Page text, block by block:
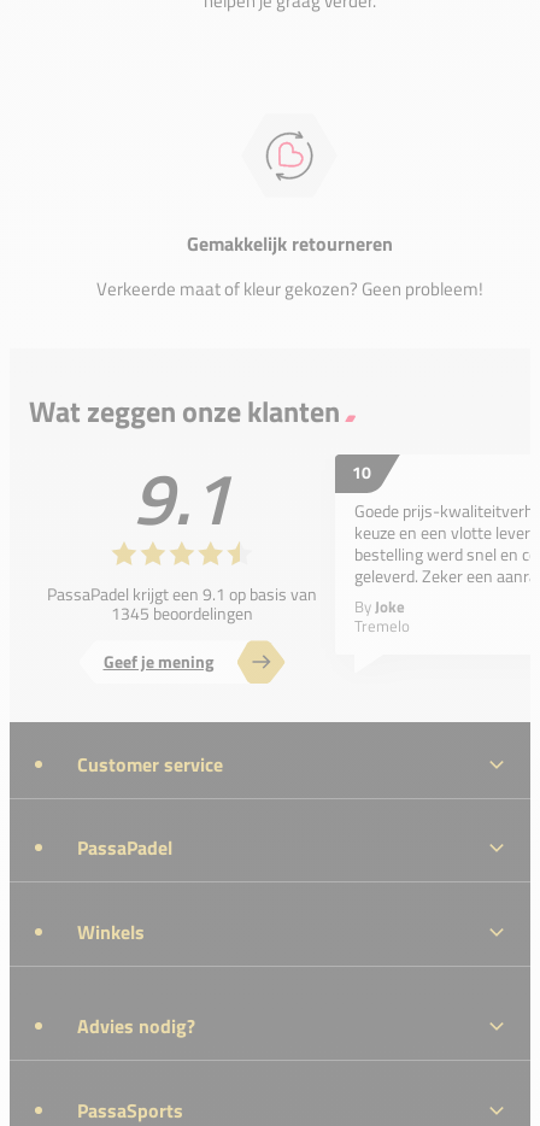
Gemakkelijk retourneren
Verkeerde maat of kleur gekozen? Geen probleem!
Wat zeggen onze klanten
9.1
PassaPadel krijgt een 9.1 op basis van
1345 beoordelingen
Geef je mening
10
Goede prijs-
keuze en een vlotte
bestelling werd snel en
geleverd. Zeker een
ByJoke
Tremelo
Customer service
PassaPadel
Winkels
Advies nodig?
PassaSports